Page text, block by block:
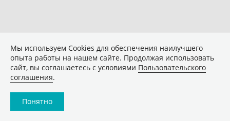
Мы используем Сookies для обеспечения наилучшего
опыта работы на нашем сайте. Продолжая использовать
сайт, вы соглашаетесь с условиями Пользовательского
соглашения.
Понятно